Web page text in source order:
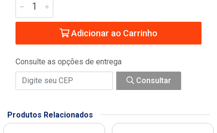
Adicionar ao Carrinho
Consulte as opções de entrega
Consultar
Produtos Relacionados